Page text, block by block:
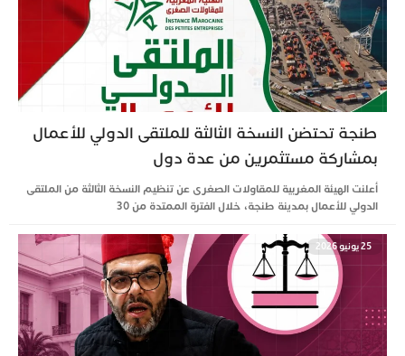
طنجة تحتضن النسخة الثالثة للملتقى الدولي للأعمال
بمشاركة مستثمرين من عدة دول
أعلنت الهيئة المغربية للمقاولات الصغرى عن تنظيم النسخة الثالثة من الملتقى
الدولي للأعمال بمدينة طنجة، خلال الفترة الممتدة من 30